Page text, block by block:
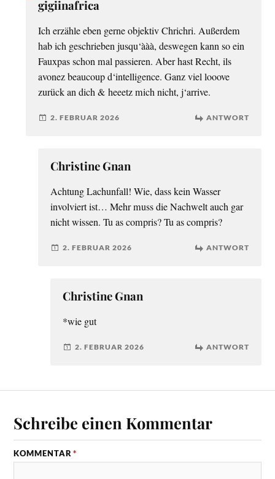
gigiinafrica
Ich erzähle eben gerne objektiv Chrichri. Außerdem
hab ich geschrieben jusqu‘ààà, deswegen kann so ein
Fauxpas schon mal passieren. Aber hast Recht, ils
avonez beaucoup d‘intelligence. Ganz viel looove
zurück an dich & heeetz mich nicht, j‘arrive.
2. FEBRUAR 2026 ANTWORT
Christine Gnan
Achtung Lachunfall! Wie, dass kein Wasser
involviert ist… Mehr muss die Nachwelt auch gar
nicht wissen. Tu as compris? Tu as compris?
2. FEBRUAR 2026 ANTWORT
Christine Gnan
*wie gut
2. FEBRUAR 2026 ANTWORT
Schreibe einen Kommentar
KOMMENTAR *